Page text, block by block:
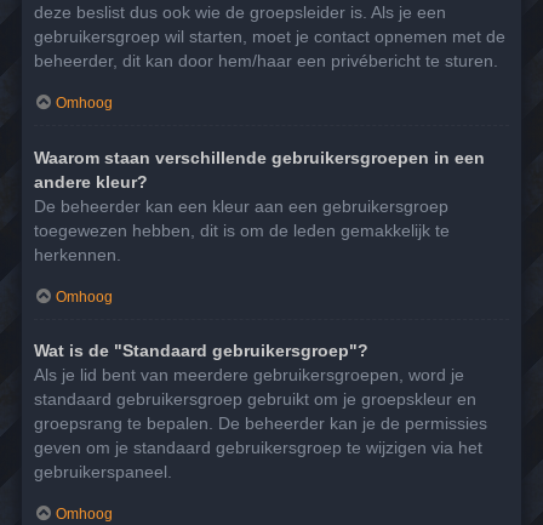
deze beslist dus ook wie de groepsleider is. Als je een
gebruikersgroep wil starten, moet je contact opnemen met de
beheerder, dit kan door hem/haar een privébericht te sturen.
Omhoog
Waarom staan verschillende gebruikersgroepen in een
andere kleur?
De beheerder kan een kleur aan een gebruikersgroep
toegewezen hebben, dit is om de leden gemakkelijk te
herkennen.
Omhoog
Wat is de "Standaard gebruikersgroep"?
Als je lid bent van meerdere gebruikersgroepen, word je
standaard gebruikersgroep gebruikt om je groepskleur en
groepsrang te bepalen. De beheerder kan je de permissies
geven om je standaard gebruikersgroep te wijzigen via het
gebruikerspaneel.
Omhoog